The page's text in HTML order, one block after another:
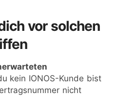
vor solchen
kein IONOS-Kunde bist
nicht